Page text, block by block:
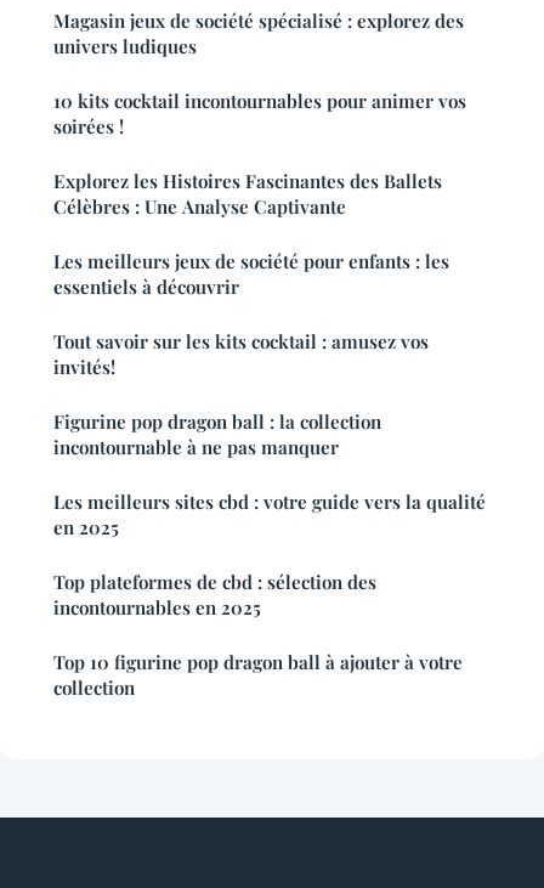
Magasin jeux de société spécialisé : explorez des
univers ludiques
10 kits cocktail incontournables pour animer vos
soirées !
Explorez les Histoires Fascinantes des Ballets
Célèbres : Une Analyse Captivante
Les meilleurs jeux de société pour enfants : les
essentiels à découvrir
Tout savoir sur les kits cocktail : amusez vos
invités!
Figurine pop dragon ball : la collection
incontournable à ne pas manquer
Les meilleurs sites cbd : votre guide vers la qualité
en 2025
Top plateformes de cbd : sélection des
incontournables en 2025
Top 10 figurine pop dragon ball à ajouter à votre
collection